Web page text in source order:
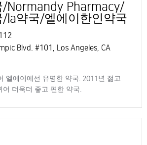
/Normandy Pharmacy/
/la약국/엘에이한인약국
Blvd. #101, Los Angeles, CA
엘에이에선 유명한 약국. 2011년 젊고
더욱더 좋고 편한 약국.